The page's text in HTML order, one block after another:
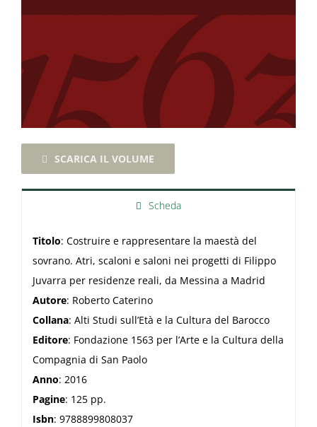
SCARICA IL VOLUME
Scheda
Titolo: Costruire e rappresentare la maestà del
sovrano. Atri, scaloni e saloni nei progetti di Filippo
Juvarra per residenze reali, da Messina a Madrid
Autore: Roberto Caterino
Collana: Alti Studi sull’Età e la Cultura del Barocco
Editore: Fondazione 1563 per l’Arte e la Cultura della
Compagnia di San Paolo
Anno: 2016
Pagine: 125 pp.
Isbn: 9788899808037